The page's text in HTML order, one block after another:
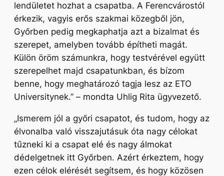
lendületet hozhat a csapatba. A Ferencvárostól
érkezik, vagyis erős szakmai közegből jön,
Győrben pedig megkaphatja azt a bizalmat és
szerepet, amelyben tovább építheti magát.
Külön öröm számunkra, hogy testvérével együtt
szerepelhet majd csapatunkban, és bízom
benne, hogy meghatározó tagja lesz az ETO
Universitynek.” – mondta Uhlig Rita ügyvezető.
„Ismerem jól a győri csapatot, és tudom, hogy az
élvonalba való visszajutásuk óta nagy célokat
tűzneki ki a csapat elé és nagy álmokat
dédelgetnek itt Győrben. Azért érkeztem, hogy
ezen célok elérését segítsem, és hogy közösen